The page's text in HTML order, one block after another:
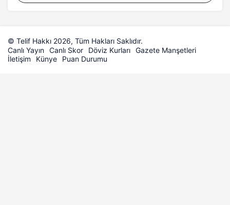
© Telif Hakkı 2026, Tüm Hakları Saklıdır.
Canlı Yayın Canlı Skor Döviz Kurları Gazete Manşetleri
İletişim
Künye Puan Durumu